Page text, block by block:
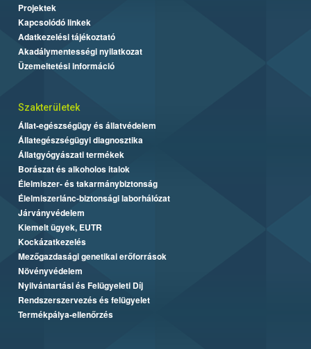
Projektek
Kapcsolódó linkek
Adatkezelési tájékoztató
Akadálymentességi nyilatkozat
Üzemeltetési információ
Szakterületek
Állat-egészségügy és állatvédelem
Állategészségügyi diagnosztika
Állatgyógyászati termékek
Borászat és alkoholos italok
Élelmiszer- és takarmánybiztonság
Élelmiszerlánc-biztonsági laborhálózat
Járványvédelem
Kiemelt ügyek, EUTR
Kockázatkezelés
Mezőgazdasági genetikai erőforrások
Növényvédelem
Nyilvántartási és Felügyeleti Díj
Rendszerszervezés és felügyelet
Termékpálya-ellenőrzés